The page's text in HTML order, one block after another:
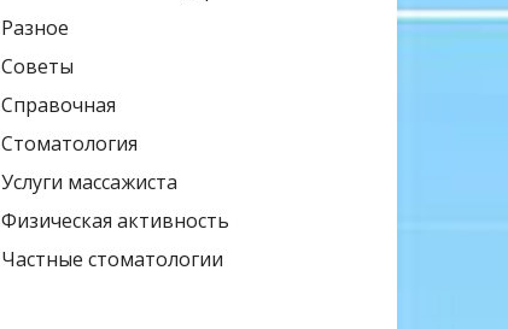
Разное
Советы
Справочная
Стоматология
Услуги массажиста
Физическая активность
Частные стоматологии